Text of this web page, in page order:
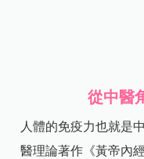
從中醫
人體的免疫力也就是
醫理論著作《黃帝內